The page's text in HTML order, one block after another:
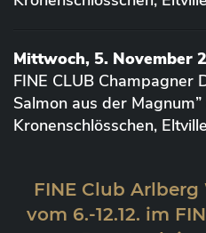
Mittwoch, 5. November
FINE CLUB Champagner
Salmon aus der
Kronenschlösschen, Eltville
FINE Club
vom 6.-12.12. im